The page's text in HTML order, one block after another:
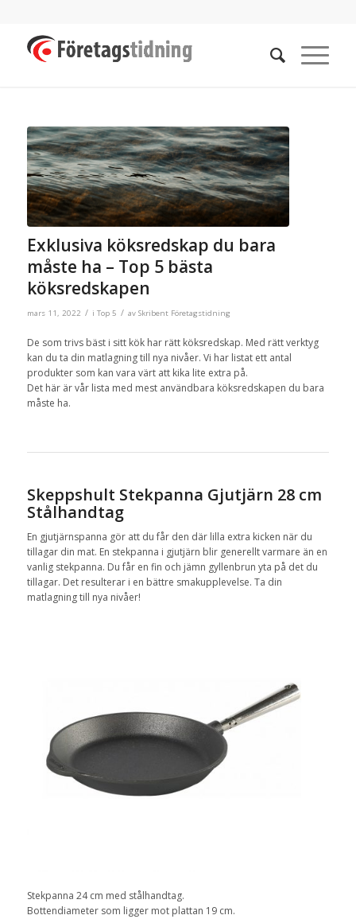
Exklusiva köksredskap du bara
måste ha – Top 5 bästa
köksredskapen
mars 11, 2022 / i Top 5 / av Skribent Företagstidning
De som trivs bäst i sitt kök har rätt köksredskap. Med rätt verktyg
kan du ta din matlagning till nya nivåer. Vi har listat ett antal
produkter som kan vara värt att kika lite extra på.
Det här är vår lista med mest användbara köksredskapen du bara
måste ha.
Skeppshult Stekpanna Gjutjärn 28 cm
Stålhandtag
En gjutjärnspanna gör att du får den där lilla extra kicken när du
tillagar din mat. En stekpanna i gjutjärn blir generellt varmare än en
vanlig stekpanna. Du får en fin och jämn gyllenbrun yta på det du
tillagar. Det resulterar i en bättre smakupplevelse. Ta din
matlagning till nya nivåer!
Stekpanna 24 cm med stålhandtag.
Bottendiameter som ligger mot plattan 19 cm.